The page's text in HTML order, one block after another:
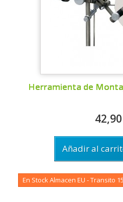
Herramienta de
Añadir al
En Stock Almacen EU - Transito